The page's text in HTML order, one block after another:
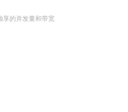
享的并发量和带宽